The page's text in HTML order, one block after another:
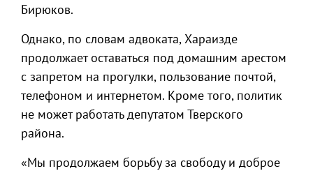
Бирюков.
Однако, по словам адвоката, Хараизде
продолжает оставаться под домашним арестом
с запретом на прогулки, пользование почтой,
телефоном и интернетом. Кроме того, политик
не может работать депутатом Тверского
района.
«Мы продолжаем борьбу за свободу и доброе